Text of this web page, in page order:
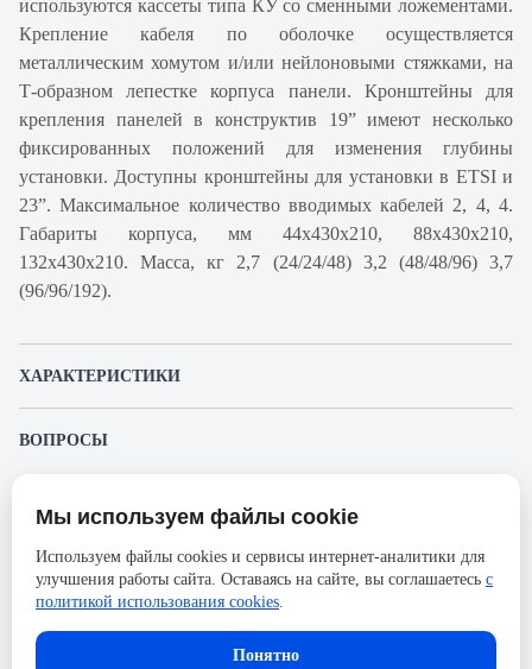
используются кассеты типа КУ со сменными ложементами.
Крепление кабеля по оболочке осуществляется
металлическим хомутом и/или нейлоновыми стяжками, на
Т-образном лепестке корпуса панели. Кронштейны для
крепления панелей в конструктив 19” имеют несколько
фиксированных положений для изменения глубины
установки. Доступны кронштейны для установки в ETSI и
23”. Максимальное количество вводимых кабелей 2, 4, 4.
Габариты корпуса, мм 44х430х210, 88х430х210,
132х430х210. Масса, кг 2,7 (24/24/48) 3,2 (48/48/96) 3,7
(96/96/192).
ХАРАКТЕРИСТИКИ
Производитель
Связьстройдеталь
Серия
ШКОС-Л
Тип оптических портов
Количество волокон
192
ВОПРОСЫ
Пожалуйста, авторизуйтесь, чтобы иметь
возможность оставлять вопросы.
Представленные изображения и характеристики могут отличаться от реального
без предварительного уведомления. Компания АйДистрибьют не несёт
ответственности в случае не соответствия текущей модели товаров фотографиям,
размещённым в карточке товара.
Мы используем файлы cookie
Используем файлы cookies и сервисы интернет-аналитики для
улучшения работы сайта. Оставаясь на сайте, вы соглашаетесь с
политикой использования cookies.
Понятно